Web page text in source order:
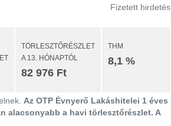
Fizetett hirdetés
TÖRLESZTŐRÉSZLET
A 13. HÓNAPTÓL
82 976 Ft
THM
8,1 %
Az OTP Évnyerő Lakáshitelei 1 éves
alacsonyabb a havi törlesztőrészlet. A